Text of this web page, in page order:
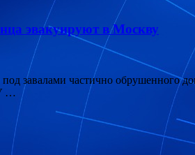
эвакуируют в Москву
завалами частично обрушенного
…